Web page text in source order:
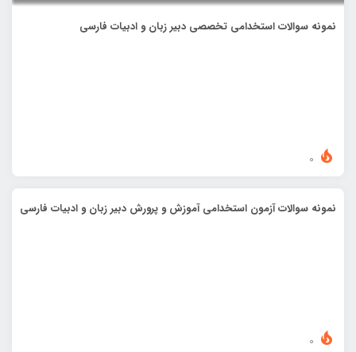
نمونه سوالات استخدامی تخصصی دبیر زبان و ادبیات فارسی
نمونه سوالات آزمون استخدامی آموزش و پرورش دبیر زبان و ادبیات فارسی